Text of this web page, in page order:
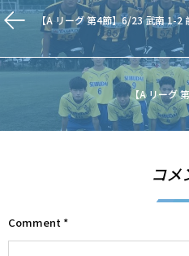
【A リーグ 第4節】6/23 武南 1-2
【A リーグ
コメ
Comment*